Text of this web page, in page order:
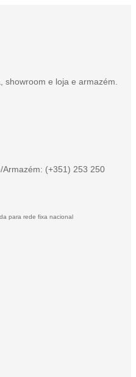
showroom e loja e armazém.
(+351) 253 250
para rede fixa nacional